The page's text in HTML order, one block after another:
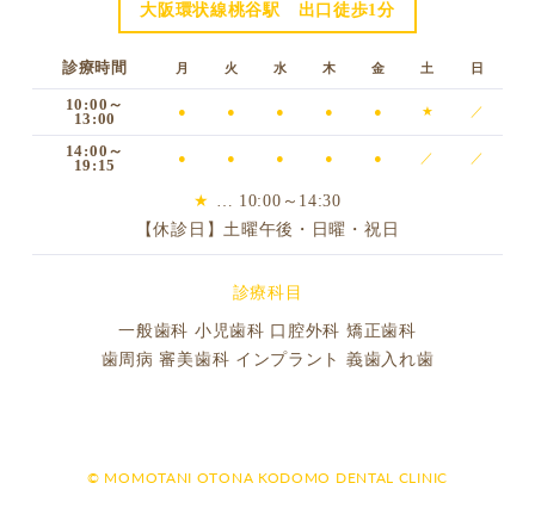
大阪環状線桃谷駅 出口徒歩1分
診療時間 月 火 水 木 金 土 日
10:00～
13:00
● ● ● ● ● ★ ／
14:00～
19:15
● ● ● ● ● ／ ／
★ … 10:00～14:30
【休診日】土曜午後・日曜・祝日
診療科目
一般歯科 小児歯科 口腔外科 矯正歯科
歯周病 審美歯科 インプラント 義歯入れ歯
© MOMOTANI OTONA KODOMO DENTAL CLINIC